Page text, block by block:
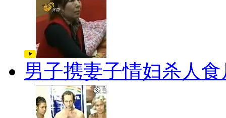
男子携妻子情妇杀人食